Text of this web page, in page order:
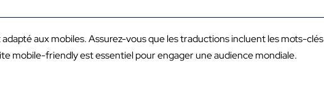
aux mobiles. Assurez-vous que les traductions incluent les mots-clés
mobile-friendly est essentiel pour engager une audience mondiale.